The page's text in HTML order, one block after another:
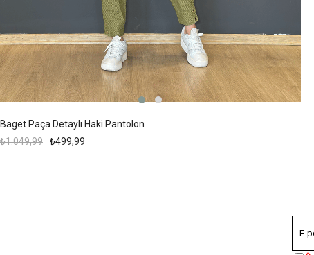
Baget Paça Detaylı Haki Pantolon
₺499,99
₺1.049,99